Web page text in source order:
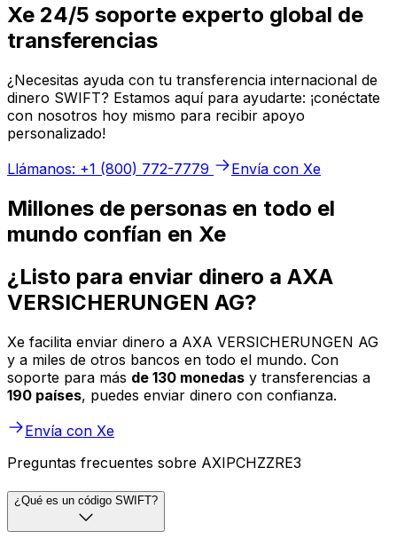
Xe 24/5 soporte experto global de
transferencias
¿Necesitas ayuda con tu transferencia internacional de
dinero SWIFT? Estamos aquí para ayudarte: ¡conéctate
con nosotros hoy mismo para recibir apoyo
personalizado!
Llámanos: +1 (800) 772-7779
Envía con Xe
Millones de personas en todo el
mundo confían en Xe
¿Listo para enviar dinero a AXA
VERSICHERUNGEN AG?
Xe facilita enviar dinero a AXA VERSICHERUNGEN AG
y a miles de otros bancos en todo el mundo. Con
soporte para más de 130 monedas y transferencias a
190 países, puedes enviar dinero con confianza.
Envía con Xe
Preguntas frecuentes sobre AXIPCHZZRE3
¿Qué es un código SWIFT?